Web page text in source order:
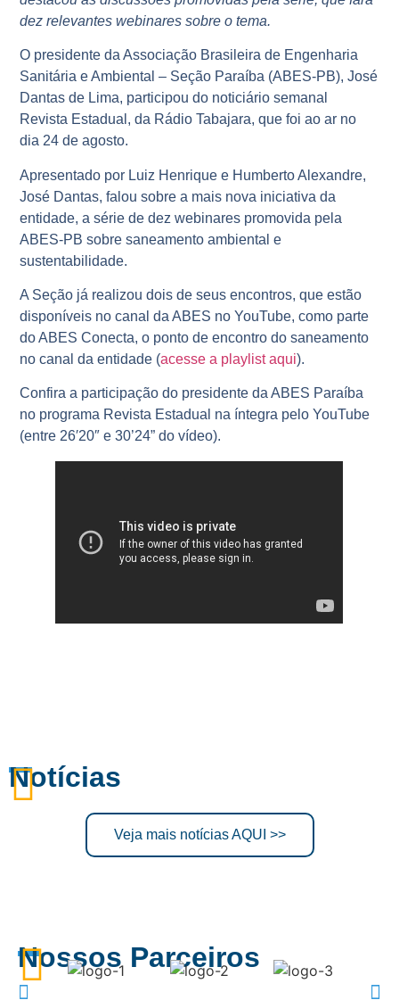
dez relevantes webinares sobre o tema.
O presidente da Associação Brasileira de Engenharia
Sanitária e Ambiental – Seção Paraíba (ABES-PB), José
Dantas de Lima, participou do noticiário semanal
Revista Estadual, da Rádio Tabajara, que foi ao ar no
dia 24 de agosto.
Apresentado por Luiz Henrique e Humberto Alexandre,
José Dantas, falou sobre a mais nova iniciativa da
entidade, a série de dez webinares promovida pela
ABES-PB sobre saneamento ambiental e
sustentabilidade.
A Seção já realizou dois de seus encontros, que estão
disponíveis no canal da ABES no YouTube, como parte
do ABES Conecta, o ponto de encontro do saneamento
no canal da entidade (acesse a playlist aqui).
Confira a participação do presidente da ABES Paraíba
no programa Revista Estadual na íntegra pelo YouTube
(entre 26′20″ e 30’24” do vídeo).
Notícias
Veja mais notícias AQUI >>
Nossos Parceiros